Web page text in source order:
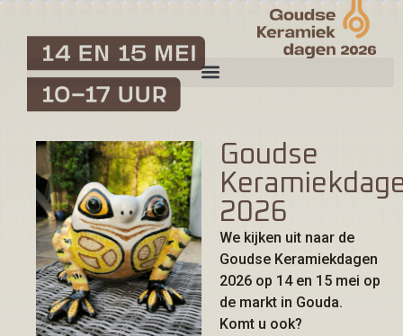
Goudse
2026
We kijken uit naar de
Goudse Keramiekdagen
2026 op 14 en 15 mei op
de markt in Gouda.
Komt u ook?